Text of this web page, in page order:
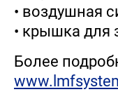
• воздушная
• крышка для
Более